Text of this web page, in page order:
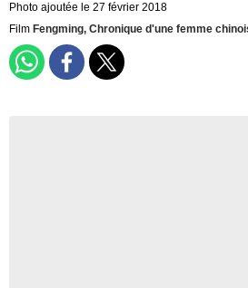
Photo ajoutée le 27 février 2018
Film Fengming, Chronique d'une femme